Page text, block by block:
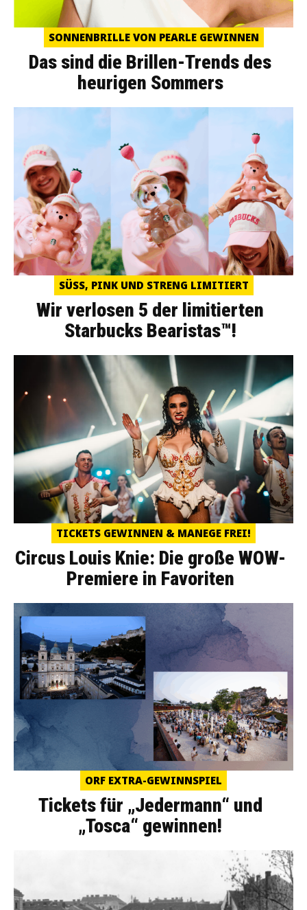
SONNENBRILLE VON PEARLE GEWINNEN
Das sind die Brillen-Trends des
heurigen Sommers
SÜSS, PINK UND STRENG LIMITIERT
Wir verlosen 5 der limitierten
Starbucks Bearistas™!
TICKETS GEWINNEN & MANEGE FREI!
Circus Louis Knie: Die große WOW-
Premiere in Favoriten
ORF EXTRA-GEWINNSPIEL
Tickets für „Jedermann“ und
„Tosca“ gewinnen!